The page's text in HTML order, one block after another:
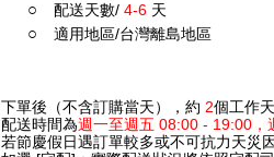
配送天數/ 4-6 天
適用地區/台灣離島地區
下單後（不含訂購當天），約 2個工作
配送時間為週一至週五 08:00 - 19:00，
若節慶假日遇訂單較多或不可抗力天災